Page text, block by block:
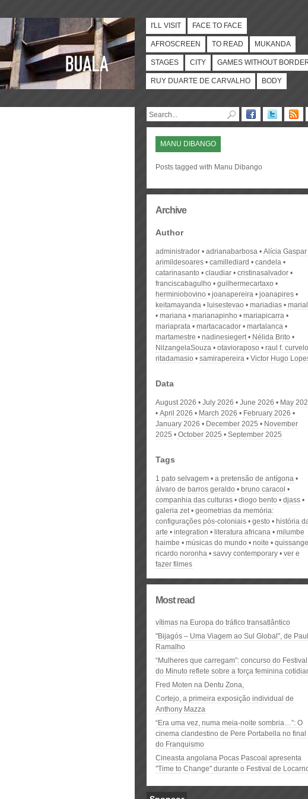
I'LL VISIT FACE TO FACE
AFROSCREEN TO READ MUKANDA
STAGES CITY GAMES WITHOUT
RUY DUARTE DE CARVALHO BODY
MANU DIBANGO
Posts tagged with Manu Dibango
Archive
Author
administrador adrianabarbosa
Alícia Gaspar
arimildesoares
camillediard
candela
catarinasanto
claudiar
cristinasalvador
franciscabagulho
guilhermecartaxo
herminiobovino
joanapereira
joanapires
keitamayanda
luisestevao mariadias
mariana
marianapinho
mariapicarra
mariaprata
martacacador
martalanca
martamestre
nadinesiegert
Nélida Brito
NilzangelaSouza
otavioraposo
raul f. curvelo
ritadamasio
samirapereira Victor Hugo
Data
August 2026 July 2026 June 2026
May
April 2026
March 2026
February 2026
January 2026
December 2025
November
2025
October 2025 September 2025
Tags
1 pato selvagem
a pretensão de antígona
álvaro de barros geraldo
bruno caracol
companhia das culturas
diogo bento
djass
galeria zet
geometrias da memória:
configurações pós-coloniais
gesto
história
arte
integration literatura africana
milumbe
haimbe
músicas do mundo noite
quissange
ricardo noronha
savvy contemporary
ver e
fazer filmes
Most read
vítimas na Europa do tráfico transatlântico
"Bijagós – Uma Viagem ao Sul Global", de
Ramalho
“Mulheres que carregam”: concurso do Festival
do Minuto reflete sobre a força feminina
Fred Moten na Dentu Zona,
Cortejo, a primeira exposição individual de
Anthony Mazza
“Era uma vez, numa meia-noite sombria…”: O
cinema clandestino de Pere Portabella no final
do Franquismo
Cineasta angolana Pocas Pascoal apresenta
"Time to Change" durante o Festival de